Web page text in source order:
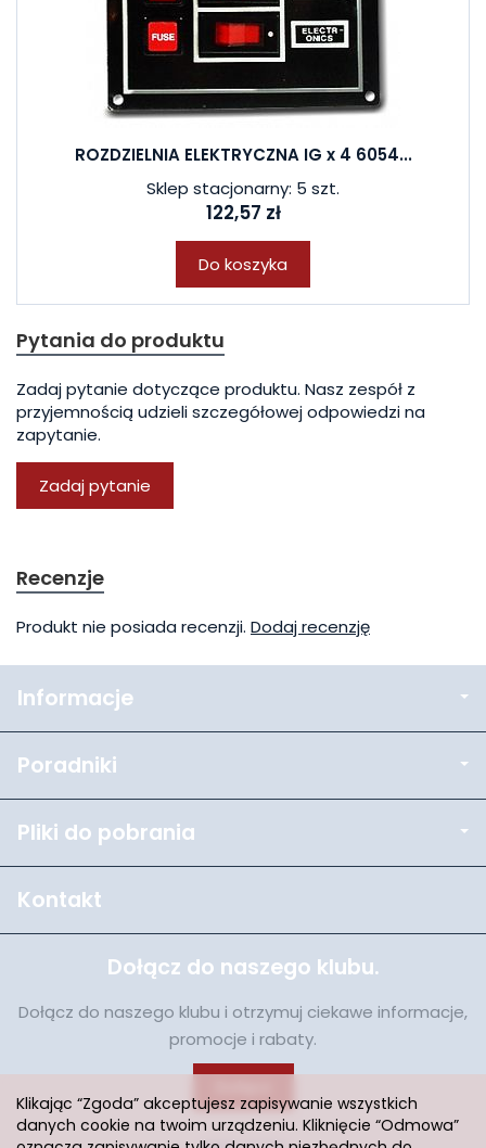
ROZDZIELNIA ELEKTRYCZNA IG x 4 6054...
Sklep stacjonarny: 5 szt.
122,57 zł
Do koszyka
Pytania do produktu
Zadaj pytanie dotyczące produktu. Nasz zespół z
przyjemnością udzieli szczegółowej odpowiedzi na
zapytanie.
Zadaj pytanie
Recenzje
Produkt nie posiada recenzji. Dodaj recenzję
Informacje
Poradniki
Pliki do pobrania
Kontakt
Dołącz do naszego klubu.
Dołącz do naszego klubu i otrzymuj ciekawe informacje,
promocje i rabaty.
Klikając “Zgoda” akceptujesz zapisywanie wszystkich
danych cookie na twoim urządzeniu. Kliknięcie “Odmowa”